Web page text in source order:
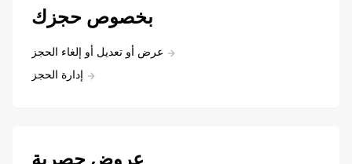
بخصوص حجزك
عرض أو تعديل أو إلغاء الحجز
إدارة الحجز
عروض حصرية